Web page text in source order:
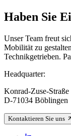
Haben Sie
Unser Team freut
Mobilität zu
Technikgetrieben.
Headquarter:
Konrad-Zuse-Straße
D-71034 Böblingen
Kontaktieren Sie uns